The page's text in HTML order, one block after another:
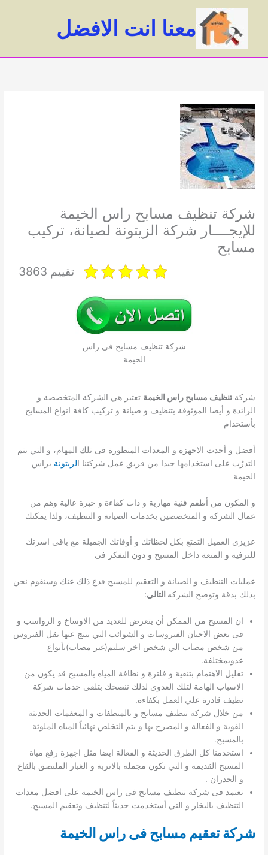
المحتوى
معنا انت الافضل
شركة تنظيف مسابح راس الخيمة
للإيجــــار شركة الزيتونة لصيانة، تركيب
مسابح
تقييم 3863
شركة تنظيف مسابح فى راس
الخيمة
شركةتنظيف مسابح راس الخيمة تعتبر هي الشركة المتخصصة و
الرائدة و أيضا الموثوقة بتنظيف و صيانة و تركيب كافة انواع المسابح
بأستخدام
أفضل و أحدث الاجهزة و المعدات المتطورة فى تلك المهام، و التي يتم
التدرُب على استخدامها جيدا من فريق عمل شركتنا الزيتونة براس
الخيمة
و المكون من أطقم فنية مهارية و ذات كفاءة و خبرة عالية وهم من
عمال الشركه و المتخصصين بخدمات الصيانة و التنظيف، ولذا يمكنك
عزيزي العميل التمتع بكل لحظاتك و أوقاتك الجميلة مع باقى اسرتك
للترفية و المتعة داخل المسبح و دون التفكر فى
عمليات التنظيف و الصيانة و التعقيم للمسبح فدع ذلك عنك وسنقوم نحن
بذلك بدقة وتوضح الشركه التالي:
ان المسبح من الممكن أن يتعرض للعديد من الاوساخ و الرواسب و
فى بعض الاحيان الفيروسات و الشوائب التي ينتج عنها نقل الفيروس
من شخص مصاب الي شخص اخر سليم(غير مصاب)بأنواع
عدوىمختلفة.
تقليل الاهتمام بتنقية و فلترة و نظافة المياه بالمسبح قد يكون من
الاسباب الهامة لتلك العدوي لذلك ننصحك بتلقى خدمات شركة
تظيف قادرة علي العمل بكفاءة.
من خلال شركة تنظيف مسابح و بالمنظفات و المعقمات الحديثة
القوية و الفعالة و المصرح بها و يتم التخلص نهائياً المياه الملوثة
بالمسبح.
استخدمنا كل الطرق الحديثة و الفعالة ايضا مثل اجهزة رفع مياة
المسبح القديمة و التي تكون مجملة بالاتربة و الغبار الملتصق بالقاع
و الجدران .
نعتمد فى شركة تنظيف مسابح فى راس الخيمة على افضل معدات
التنظيف بالبخار و التي أستخدمت حديثاً لتنظيف وتعقيم المسبح.
شركة تعقيم مسابح فى راس الخيمة